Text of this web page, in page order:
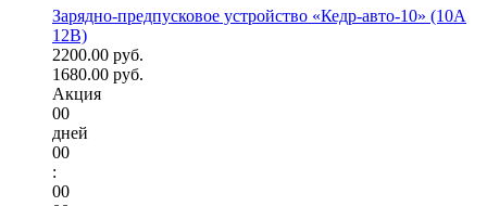
Зарядно-предпусковое устройство «Кедр-авто-10» (10A
12В)
2200.00 руб.
1680.00 руб.
Акция
00
дней
00
:
00